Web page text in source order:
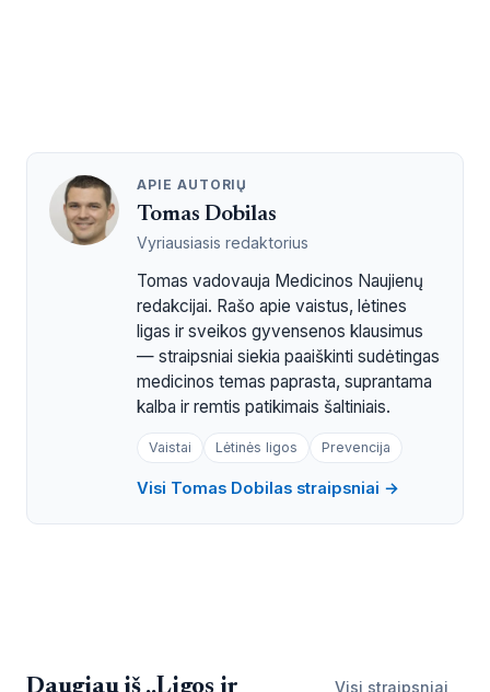
APIE AUTORIŲ
Tomas Dobilas
Vyriausiasis redaktorius
Tomas vadovauja Medicinos Naujienų
redakcijai. Rašo apie vaistus, lėtines
ligas ir sveikos gyvensenos klausimus
— straipsniai siekia paaiškinti sudėtingas
medicinos temas paprasta, suprantama
kalba ir remtis patikimais šaltiniais.
Vaistai Lėtinės ligos Prevencija
Visi Tomas Dobilas straipsniai →
Visi straipsniai